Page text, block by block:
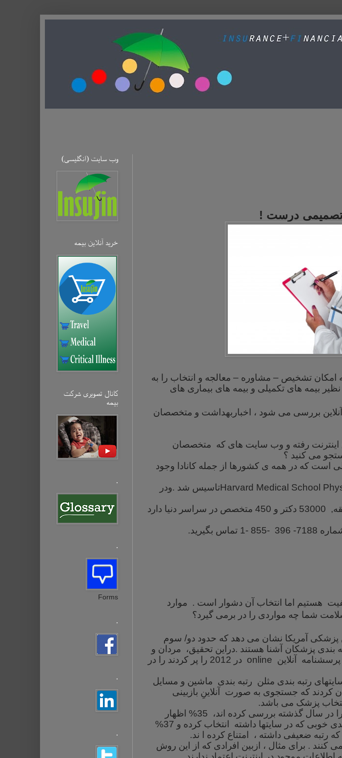
تصمیمی درست !
امکان تشخیص – مشاوره – معالجه و انتخاب را به
نظیر بیمه های تکمیلی و بیمه های بیماری های
بررسی می شود ، اخباربهداشت و متخصصان
اینترنت رفته و وب سایت های که متخصصان
می کنید ؟
است که در همه ی کشورها از جمله کانادا وجود
Harvard Medical Schoolتاسیس شد .ودر
,
53000 دکتر و 450 متخصص در سراسر دنیا دارد
7188-
396 -855 -1 تماس بگیرید .
هستیم اما انتخاب آن دشوار است . موارد
شما چه مواردی را در برمی گیرد؟
پزشکی آمریکا نشان می دهد که حدود دو/ سوم
بندی پزشکان آشنا هستند .در این تحقیق، مردان و
online
در 2012 را پر کردند را در
رتبه بندی مثلن رتبه بندی ماشین و مسایل
بیشتر آشنایی دارند.اما 59% بیان کردند که جستجوی به صورت آنلاینِ بازبینی
پزشک می باشد.
در بین افرادی که سایت ارزیابی یک پزشک را در سال گذشته بررسی کرده اند، 35% اظهار
داشتند که آنها یک پزشک را بر اساس رتبه بندی خوبی که در سایتها داشته انتخاب کرده و 37%
رتبه ضعیفی داشته ، امتناع کرده ا ند.
کنند . برای مثال ، ازبین افرادی که از این روش
وب سایت (ا‌نگلیسی)
خرید آنلاین بیمه‌
کانال تصویری شرکت
بیمه‌
.
.
Forms
.
.
.